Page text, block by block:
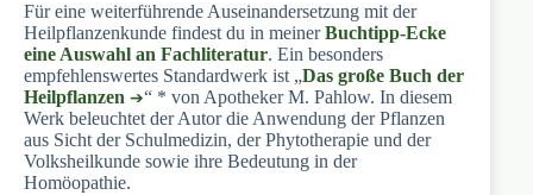
Für eine weiterführende Auseinandersetzung mit der
Heilpflanzenkunde findest du in meinerBuchtipp-Ecke
eine Auswahl an Fachliteratur. Ein besonders
empfehlenswertes Standardwerk ist „Das große Buch der
Heilpflanzen
“ * von Apotheker M. Pahlow. In diesem
Werk beleuchtet der Autor die Anwendung der Pflanzen
aus Sicht der Schulmedizin, der Phytotherapie und der
Volksheilkunde sowie ihre Bedeutung in der
Homöopathie.